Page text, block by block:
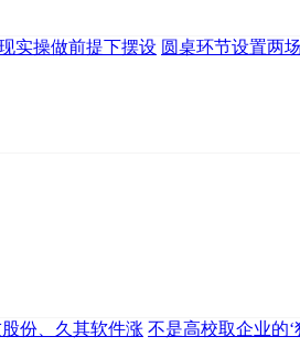
实操做前提下摆设 圆桌环节设置两
份、久其软件涨 不是高校取企业的‘